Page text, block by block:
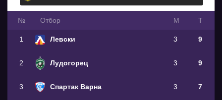
№ Oтбор М Т
1 Левски 3 9
2 Лудогорец 3 9
3 Спартак Варна 3 7